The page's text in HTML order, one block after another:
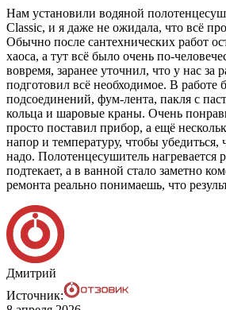
Нам установили водяной
Classic, и я даже не ожидала, что всё
Обычно после сантехнических работ
хаоса, а тут всё было очень по-
вовремя, заранее уточнил, что у нас за
подготовил всё необходимое. В работе
подсоединений, фум-лента, пакля с
кольца и шаровые краны. Очень
просто поставил прибор, а ещё
напор и температуру, чтобы убедиться,
надо. Полотенцесушитель нагревается
подтекает, а в ванной стало заметно
ремонта реально понимаешь, что
Дмитрий
Источник: